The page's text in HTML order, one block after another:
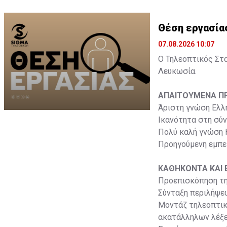
Θέση
07.08.2026 10:07
Ο Τηλεοπτικός
Λευκωσία.
ΑΠΑΙΤΟΥΜΕΝΑ
Άριστη γνώση
Ικανότητα στη
Πολύ καλή γνώση
Προηγούμενη
ΚΑΘΗΚΟΝΤΑ ΚΑΙ
Προεπισκόπηση
Σύνταξη
Μοντάζ
ακατάλληλων